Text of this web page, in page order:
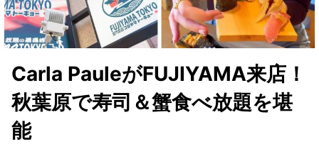
Carla PauleがFUJIYAMA来店！
秋葉原で寿司＆蟹食べ放題を堪
能